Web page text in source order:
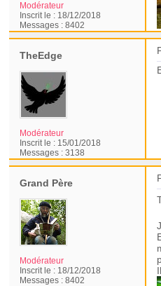
Modérateur
Inscrit le : 18/12/2018
Messages :8402
TheEdge
Modérateur
Inscrit le : 15/01/2018
Messages :3138
Grand Père
Modérateur
Inscrit le : 18/12/2018
Messages :8402